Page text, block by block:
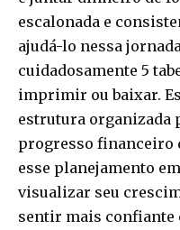
escalonada e
ajudá-lo nessa
cuidadosamente 5
imprimir ou baixar.
estrutura organizada
progresso financeiro
esse planejamento
visualizar seu
sentir mais confiante